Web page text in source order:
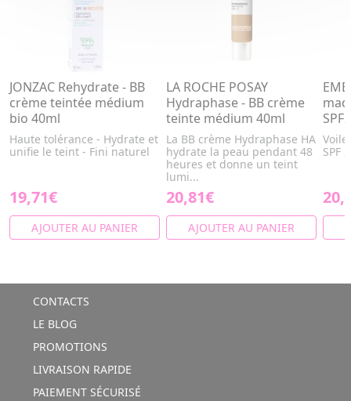
JONZAC Rehydrate - BB
crème teintée médium
bio 40ml
Haute tolérance - Hydrate et
unifie le teint - Fini naturel
19,71€
AJOUTER AU PANIER
LA ROCHE POSAY
Hydraphase - BB crème
teinte médium 40ml
La BB crème Hydraphase HA
hydrate la peau pendant 48
heures et donne un teint
lumi...
20,81€
AJOUTER AU PANIER
SPF
CONTACTS
LE BLOG
PROMOTIONS
LIVRAISON RAPIDE
PAIEMENT SÉCURISÉ